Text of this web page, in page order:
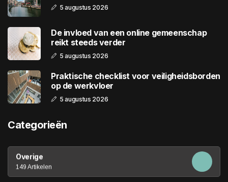
5 augustus 2026
De invloed van een online gemeenschap
reikt steeds verder
5 augustus 2026
Praktische checklist voor veiligheidsborden
op de werkvloer
5 augustus 2026
Categorieën
Overige
149 Artikelen